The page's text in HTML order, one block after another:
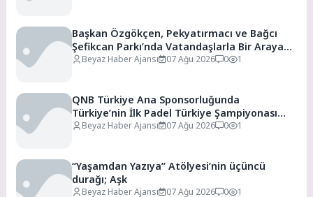
Başkan Özgökçen, Pekyatırmacı ve Bağcı
Şefikcan Parkı’nda Vatandaşlarla Bir Araya
Geldi
Beyaz Haber Ajansı 07 Ağu 2026 0 1
QNB Türkiye Ana Sponsorluğunda
Türkiye’nin İlk Padel Türkiye Şampiyonası
Başlıyor
Beyaz Haber Ajansı 07 Ağu 2026 0 1
“Yaşamdan Yazıya” Atölyesi’nin üçüncü
durağı; Aşk
Beyaz Haber Ajansı 07 Ağu 2026 0 1